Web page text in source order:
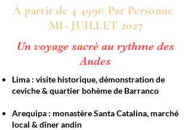
À partir de 4 499€ Par Personne
MI- JUILLET 2027
Un voyage sacré au rythme des
Andes
Lima : visite historique, démonstration de
ceviche & quartier bohème de Barranco
Arequipa : monastère Santa Catalina, marché
local & dîner andin